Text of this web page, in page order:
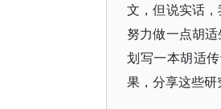
文，但说实话
努力做一点胡
划写一本胡适
果，分享这些研